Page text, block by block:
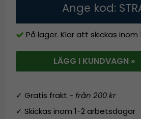
Ange kod:
På lager. Klar att skickas
LÄGG I KUNDVAGN »
✓ Gratis frakt -från 200 kr
✓ Skickas inom 1-2 arbetsdagar